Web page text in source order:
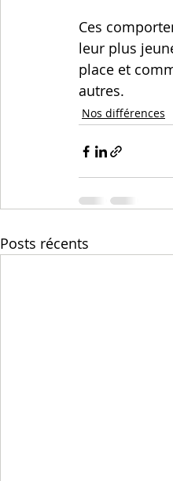
Ces
leur plus
place et
autres.
Nos différences
Posts récents